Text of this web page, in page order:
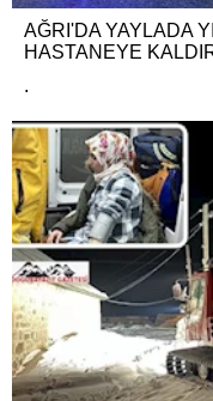
AĞRI'DA YAYLADA
HASTANEYE
.